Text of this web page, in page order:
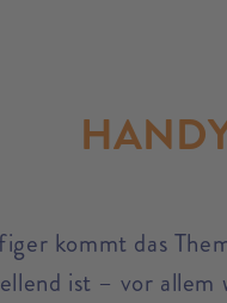
kommt das
ist – vor